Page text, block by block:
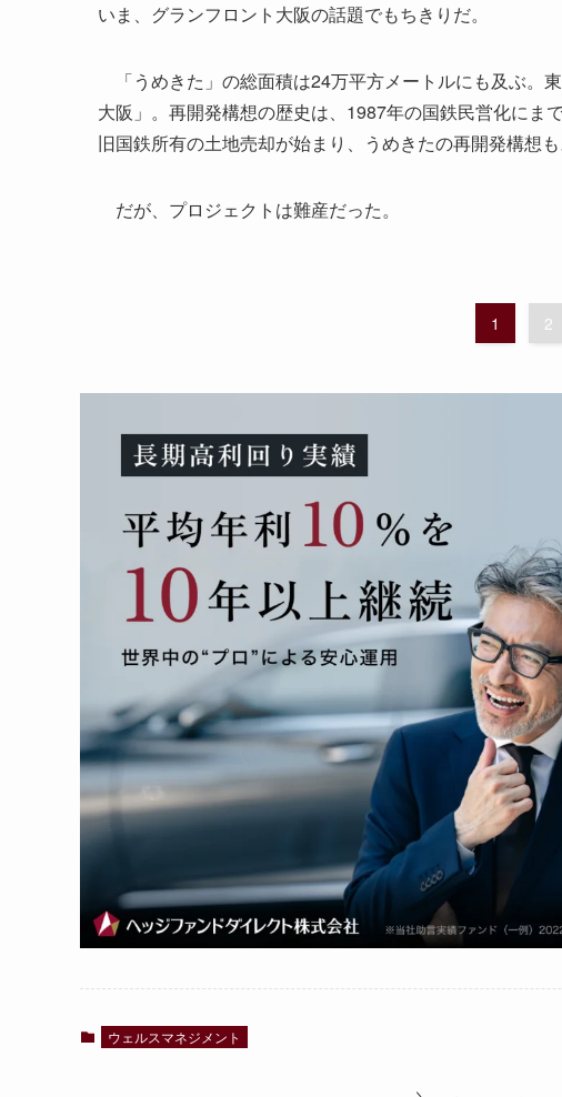
いま、グランフロント大阪の話題でもちきりだ。
「うめきた」の総面積は24万平方メートルにも及ぶ。
大阪」。再開発構想の歴史は、1987年の国鉄民営化にま
旧国鉄所有の土地売却が始まり、うめきたの再開発構想も
だが、プロジェクトは難産だった。
1 2
ウェルスマネジメント